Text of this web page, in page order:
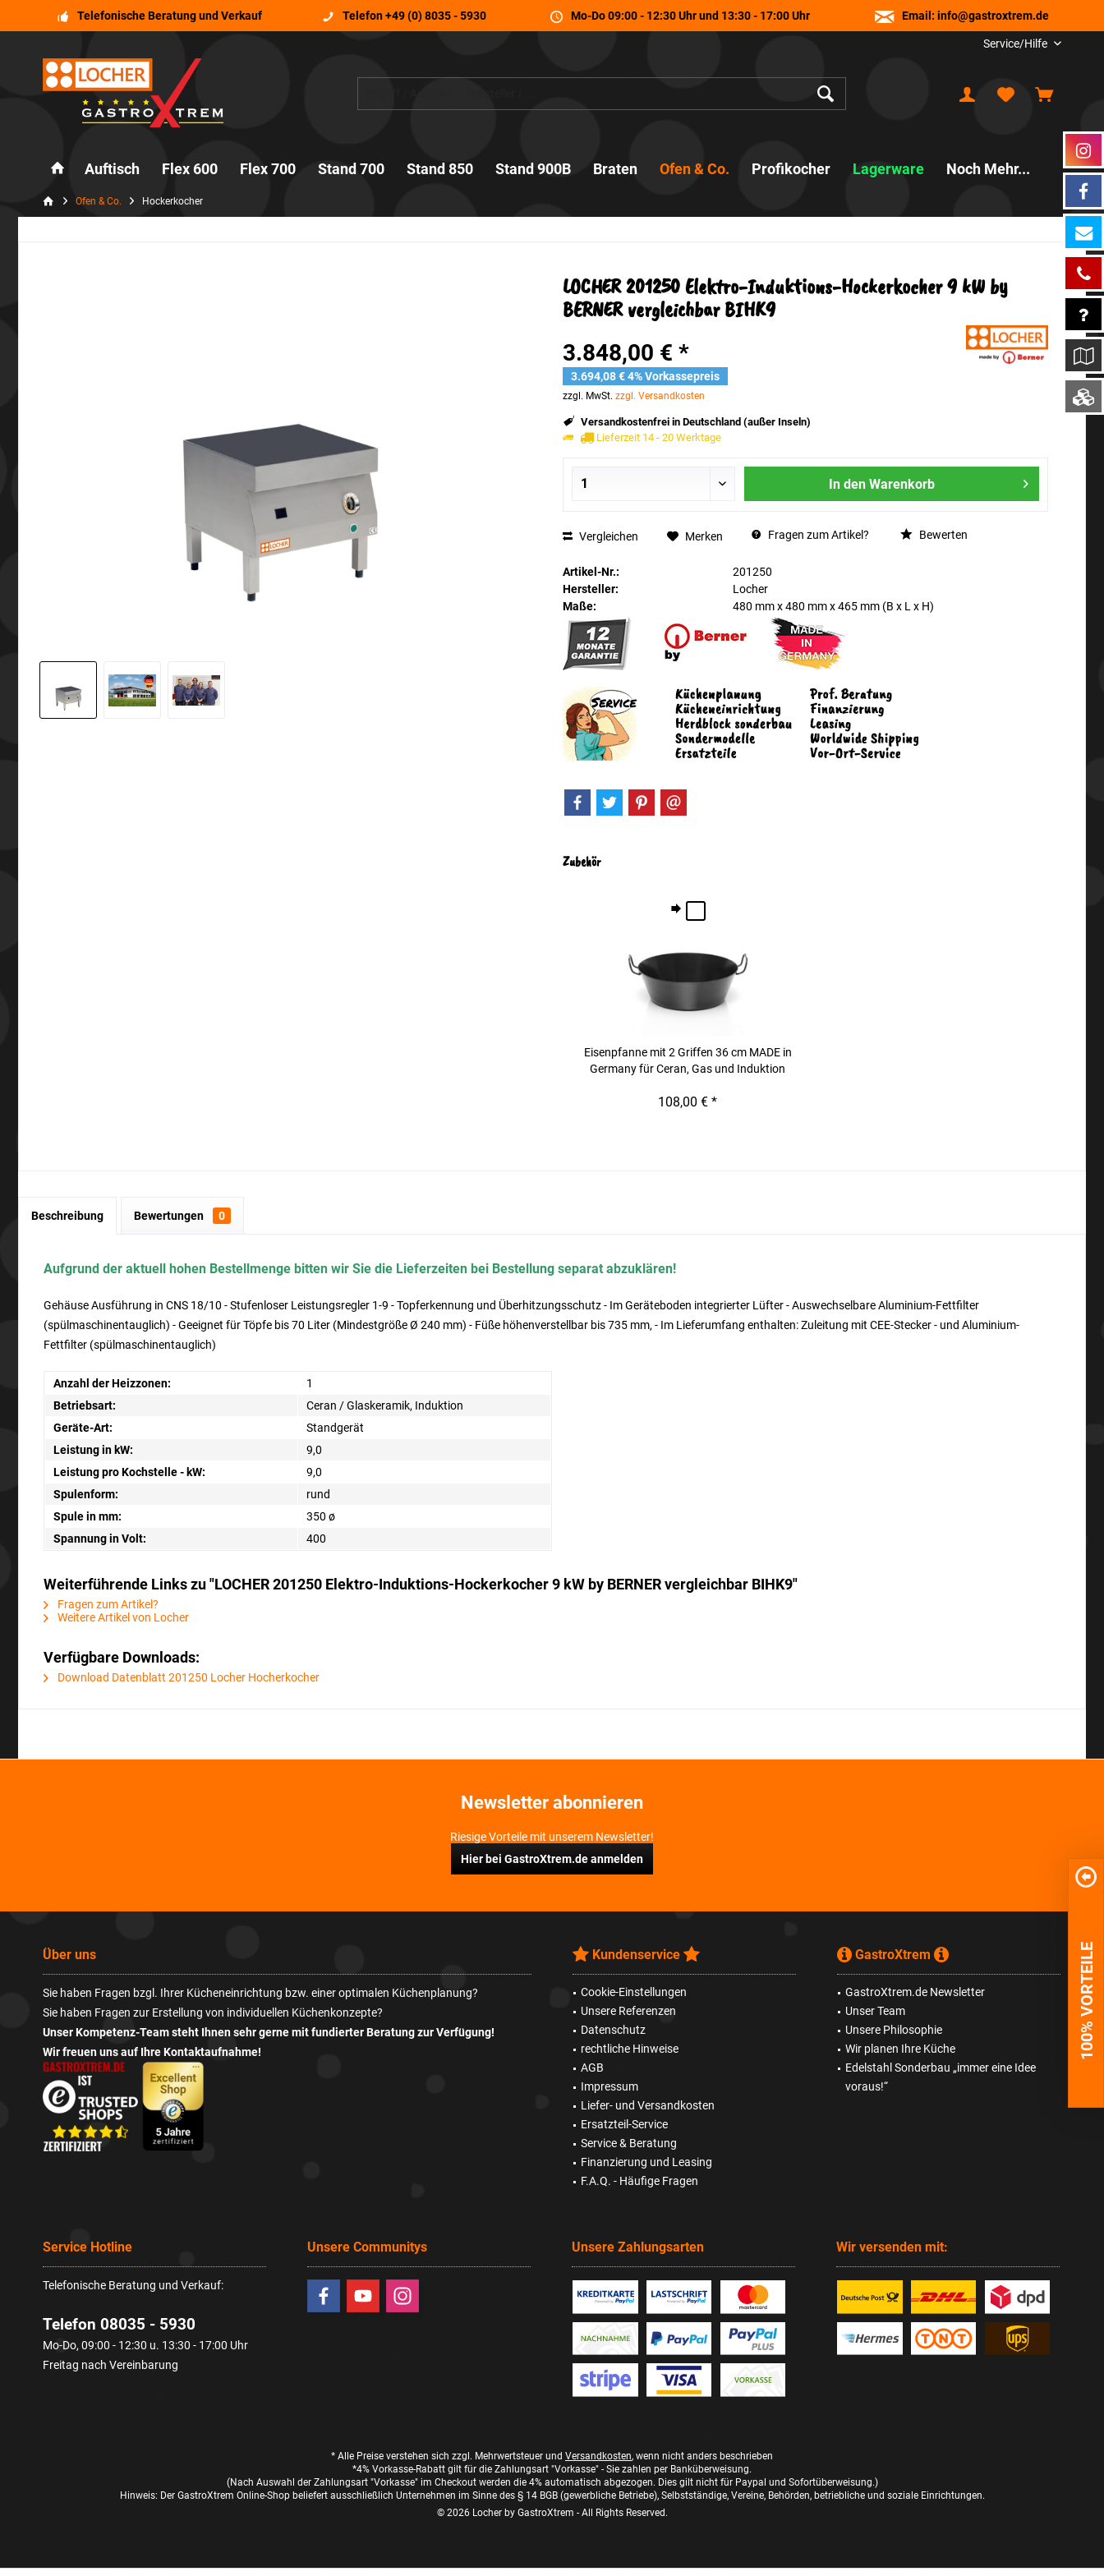
Telefonische Beratung und Verkauf Telefon+49 (0) 8035 - 5930 Mo-Do 09:00 - 12:30 Uhr und 13:30 - 17:00 Uhr Email: info@gastroxtrem.de
Service/Hilfe
Auftisch Flex 600 Flex 700 Stand 700 Stand 850 Stand 900B Braten Ofen & Co. Profikocher Lagerware Noch Mehr...
Ofen & Co. Hockerkocher
LOCHER 201250 Elektro- Induktions- Hockerkocher 9 kW by
BERNER vergleichbar BIHK9
3.848,00 € *
3.694,08 € 4% Vorkassepreis
zzgl. MwSt. zzgl. Versandkosten
Versandkostenfrei in Deutschland (außer Inseln)
Lieferzeit 14 - 20 Werktage
In den Warenkorb
Vergleichen Merken Fragen zum Artikel? Bewerten
Artikel-Nr.:
201250
Hersteller:
Locher
Maße:
480 mmx480 mmx465 mm(B x L x H)
Zubehör
Eisenpfanne mit 2 Griffen 36 cm MADE in
Germany für Ceran, Gas und Induktion
108,00 € *
Beschreibung Bewertungen 0
Aufgrund der aktuell hohen Bestellmenge bitten wir Sie die Lieferzeiten bei Bestellung separat abzuklären!
Gehäuse Ausführung in CNS 18/10 - Stufenloser Leistungsregler 1-9 - Topferkennung und Überhitzungsschutz - Im Geräteboden integrierter Lüfter - Auswechselbare Aluminium-Fettfilter
(spülmaschinentauglich) - Geeignet für Töpfe bis 70 Liter (Mindestgröße Ø 240 mm) - Füße höhenverstellbar bis 735 mm, - Im Lieferumfang enthalten: Zuleitung mit CEE-Stecker - und Aluminium-
Fettfilter (spülmaschinentauglich)
Anzahl der Heizzonen:
1
Betriebsart:
Ceran / Glaskeramik, Induktion
Geräte-Art:
Standgerät
Leistung in kW:
9,0
Leistung pro Kochstelle - kW:
9,0
Spulenform:
rund
Spule in mm:
350 ø
Spannung in Volt:
400
Weiterführende Links zu "LOCHER 201250 Elektro- Induktions- Hockerkocher 9 kW by BERNER vergleichbar BIHK9"
Fragen zum Artikel?
Weitere Artikel von Locher
Verfügbare Downloads:
Download Datenblatt 201250 Locher Hocherkocher
Newsletter abonnieren
Riesige Vorteile mit unserem Newsletter!
Hier bei GastroXtrem.de anmelden
Über uns
Sie haben Fragen bzgl. Ihrer Kücheneinrichtung bzw. einer optimalen Küchenplanung?
Sie haben Fragen zur Erstellung von individuellen Küchenkonzepte?
Unser Kompetenz-Team steht Ihnen sehr gerne mit fundierter Beratung zur Verfügung!
Wir freuen uns auf Ihre Kontaktaufnahme!
Kundenservice
Cookie-Einstellungen
Unsere Referenzen
Datenschutz
rechtliche Hinweise
AGB
Impressum
Liefer- und Versandkosten
Ersatzteil-Service
Service & Beratung
Finanzierung und Leasing
F.A.Q. - Häufige Fragen
GastroXtrem
GastroXtrem.de Newsletter
Unser Team
Unsere Philosophie
Wir planen Ihre Küche
Edelstahl Sonderbau „immer eine Idee
voraus!“
Service Hotline
Telefonische Beratung und Verkauf:
Telefon 08035 - 5930
Mo-Do, 09:00 - 12:30 u. 13:30 - 17:00 Uhr
Freitag nach Vereinbarung
Unsere Communitys Unsere Zahlungsarten Wir versenden mit:
* Alle Preise verstehen sich zzgl. Mehrwertsteuer und Versandkosten, wenn nicht anders beschrieben
*4% Vorkasse-Rabatt gilt für die Zahlungsart "Vorkasse" - Sie zahlen per Banküberweisung.
(Nach Auswahl der Zahlungsart "Vorkasse" im Checkout werden die 4% automatisch abgezogen. Dies gilt nicht für Paypal und Sofortüberweisung.)
Hinweis: Der GastroXtrem Online-Shop beliefert ausschließlich Unternehmen im Sinne des § 14 BGB (gewerbliche Betriebe), Selbstständige, Vereine, Behörden, betriebliche und soziale Einrichtungen.
© 2026 Locher by GastroXtrem - All Rights Reserved.
100% VORTEILE